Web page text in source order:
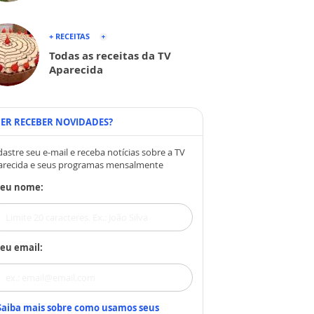
+ RECEITAS
Todas as receitas da TV
Aparecida
RECEBER NOVIDADES?
seu e-mail e receba notícias sobre a TV
e seus programas mensalmente
nome:
email:
mais sobre como usamos seus